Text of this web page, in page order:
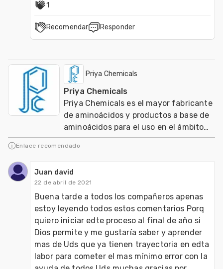
1
Recomendar Responder
Priya Chemicals
Priya Chemicals
Priya Chemicals es el mayor fabricante
de aminoácidos y productos a base de
aminoácidos para el uso en el ámbito
de nutracéuticos, Agricultura y
Veterinaria
Enlace recomendado
Juan david
22 de abril de 2021
Buena tarde a todos los compañeros apenas
estoy leyendo todos estos comentarios Porq
quiero iniciar edte proceso al final de año si
Dios permite y me gustaría saber y aprender
mas de Uds que ya tienen trayectoria en edta
labor para cometer el mas mínimo error con la